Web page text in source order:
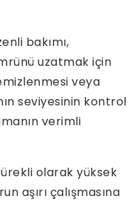
bakımı,
uzatmak için
veya
seviyesinin kontrol
verimli
olarak yüksek
aşırı çalışmasına